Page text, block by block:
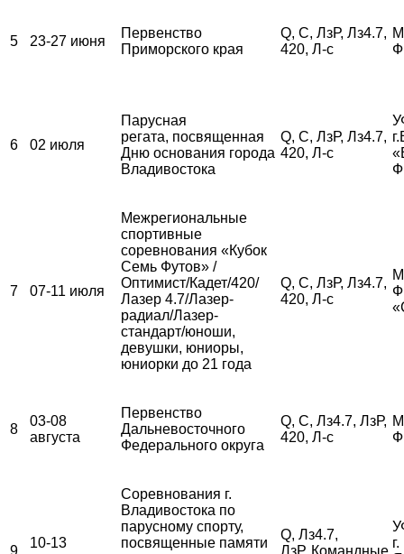
5 23-27 июня
Первенство
Приморского края
Q, С, ЛзР, Лз4.7,
420, Л-с
6 02 июля
Парусная
регата, посвященная
Дню основания города
Владивостока
Q, С, ЛзР, Лз4.7,
420, Л-с
7 07-11 июля
Межрегиональные
спортивные
соревнования «Кубок
Семь Футов» /
Оптимист/Кадет/420/
Лазер 4.7/Лазер-
радиал/Лазер-
стандарт/юноши,
девушки, юниоры,
юниорки до 21 года
Q, С, ЛзР, Лз4.7,
420, Л-с
8
03-08
августа
Первенство
Дальневосточного
Федерального округа
Q, С, Лз4.7, ЛзР,
420, Л-с
9
10-13
Соревнования г.
Владивостока по
парусному спорту,
посвященные памяти
Q, Лз4.7,
ЛзР, Командные